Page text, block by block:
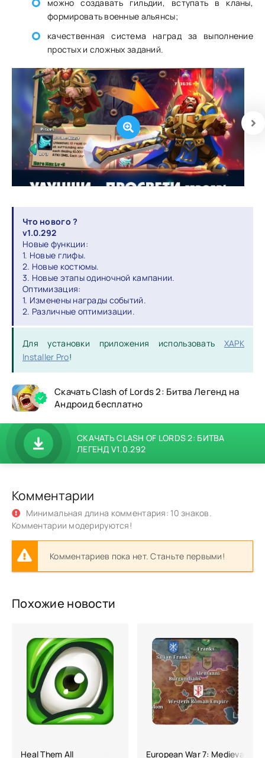
можно создавать гильдии, вступать в кланы,
формировать военные альянсы;
качественная система наград за выполнение
простых и сложных заданий.
Что нового ?
v1.0.292
Новые функции:
1. Новые глифы.
2. Новые костюмы.
3. Новые этапы одиночной кампании.
Оптимизация:
1. Изменены награды событий.
2. Различные оптимизации.
Для установки приложения использовать XAPK
Installer Pro!
Скачать Clash of Lords 2: Битва Легенд на
Андроид бесплатно
СКАЧАТЬ CLASH OF LORDS 2: БИТВА
ЛЕГЕНД V1.0.292
Комментарии
Минимальная длина комментария: 10 знаков.
Комментарии модерируются!
Комментариев пока нет. Станьте первыми!
Похожие новости
Heal Them All European War 7: Medieval